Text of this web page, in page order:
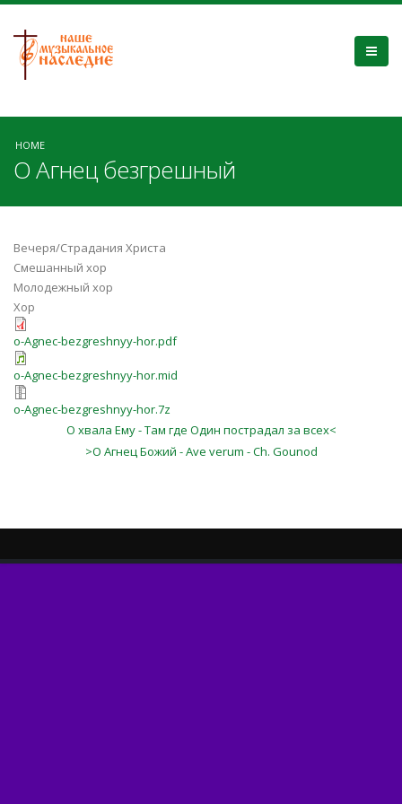
HOME
О Агнец безгрешный
Вечеря/Страдания Христа
Смешанный хор
Молодежный хор
Хор
o-Agnec-bezgreshnyy-hor.pdf
o-Agnec-bezgreshnyy-hor.mid
o-Agnec-bezgreshnyy-hor.7z
О хвала Ему - Там где Один пострадал за всех<
>О Агнец Божий - Ave verum - Ch. Gounod